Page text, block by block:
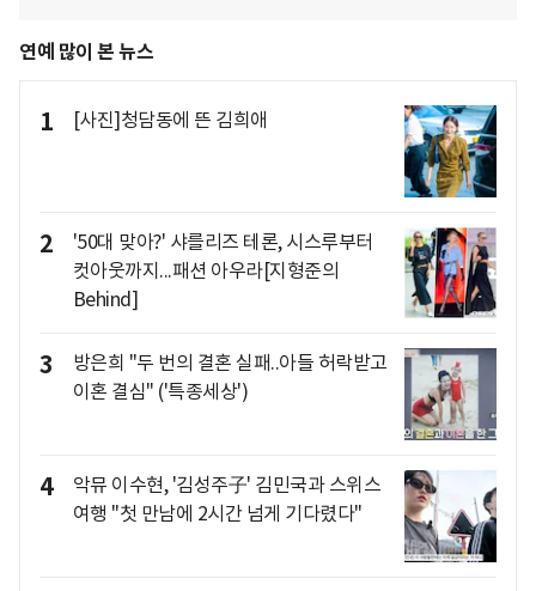
연예 많이 본 뉴스
1 [사진]청담동에 뜬 김희애
2
'50대 맞아?' 샤를리즈 테론, 시스루부터
컷아웃까지...패션 아우라[지형준의
Behind]
3
방은희 "두 번의 결혼 실패..아들 허락받고
이혼 결심" ('특종세상')
4
악뮤 이수현, '김성주子' 김민국과 스위스
여행 "첫 만남에 2시간 넘게 기다렸다"